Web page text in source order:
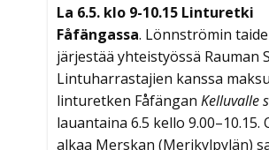
La 6.5. klo 9-10.15 Linturetki
Fåfängassa. Lönnströmin
järjestää yhteistyössä Rauman
Lintuharrastajien kanssa
linturetken Fåfängan Kelluvalle
lauantaina 6.5 kello 9.00–10.15.
alkaa Merskan (Merikylpylän)